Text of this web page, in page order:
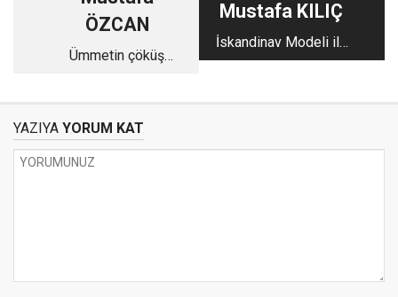
ÖZCAN
Ümmetin çöküş
Mustafa KILIÇ
İskandinav Modeli ile
Hakiki İslamiyet
YAZIYA YORUM KAT